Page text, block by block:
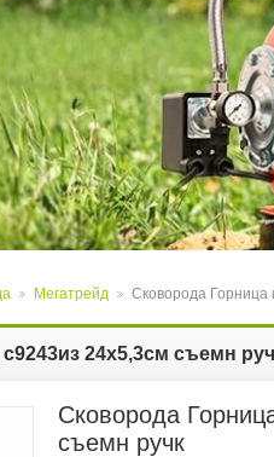
Мегатрейд Сковорода Горница
24х5,3см съемн
Сковорода
съемн ручк